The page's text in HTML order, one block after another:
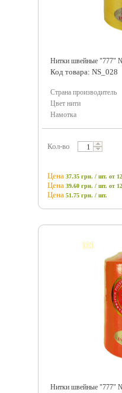
Нитки швейные "777"
Код товара: NS_028
Страна производитель
Цвет нити
Намотка
Кол-во
Цена 37.35 грн. / шт. от
Цена 39.60 грн. / шт. от
Цена 51.75 грн. / шт.
Нитки швейные "777"